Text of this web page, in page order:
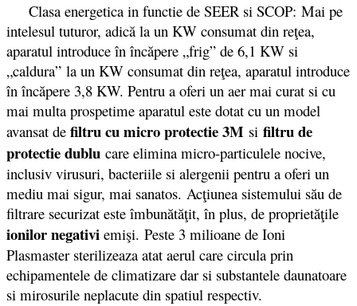
Clasa energetica in functie de SEER si SCOP: Mai pe
intelesul tuturor, adică la un KW consumat din reţea,
aparatul introduce în încăpere „frig” de 6,1 KW si
„caldura” la un KW consumat din reţea, aparatul introduce
în încăpere 3,8 KW. Pentru a oferi un aer mai curat si cu
mai multa prospetime aparatul este dotat cu un model
avansat de filtru cu micro protectie 3M si filtru de
protectie dublu care elimina micro-particulele nocive,
inclusiv virusuri, bacteriile si alergenii pentru a oferi un
mediu mai sigur, mai sanatos. Acţiunea sistemului său de
filtrare securizat este îmbunătăţit, în plus, de proprietăţile
ionilor negativi emişi. Peste 3 milioane de Ioni
Plasmaster sterilizeaza atat aerul care circula prin
echipamentele de climatizare dar si substantele daunatoare
si mirosurile neplacute din spatiul respectiv.